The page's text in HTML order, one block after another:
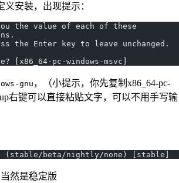
安装，出现提示：
the value of each of these
the Enter key to leave unchanged.
pc-windows-msvc]
gnu ，（小提示，你先复制x86_64-pc-
右键可以直接粘贴文字，可以不用手写输
(stable/beta/nightly/none) [stable]
然是稳定版